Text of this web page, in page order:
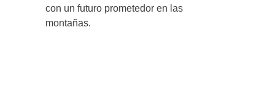
con un futuro prometedor en las
montañas.